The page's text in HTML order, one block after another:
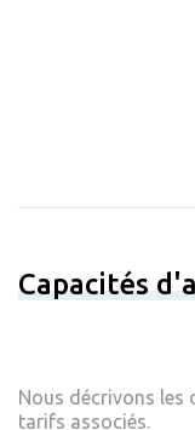
Capacités
Nous décrivons les
tarifs associés.